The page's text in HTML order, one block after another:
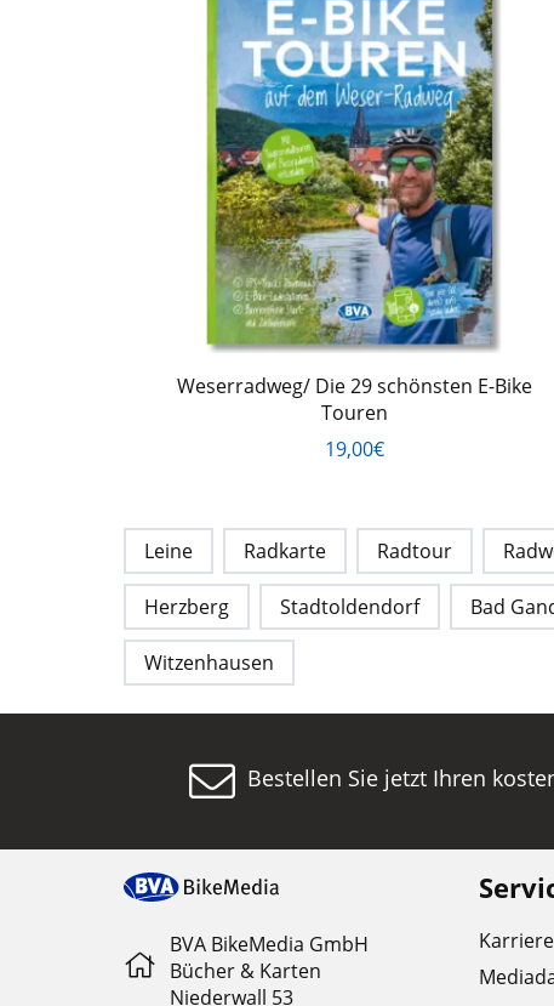
Weserradweg/ Die 29 schönsten E-Bike
Touren
19,00€
Leine Radkarte Radtour
Herzberg Stadtoldendorf Bad
Witzenhausen
Bestellen Sie jetzt Ihren
BVA BikeMedia GmbH
Bücher & Karten
Niederwall 53
Karriere